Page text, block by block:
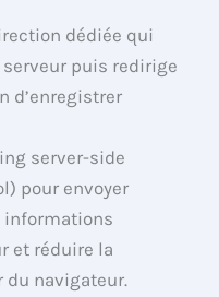
dédiée qui
puis redirige
d’enregistrer
server-side
pour envoyer
informations
et réduire la
du navigateur.